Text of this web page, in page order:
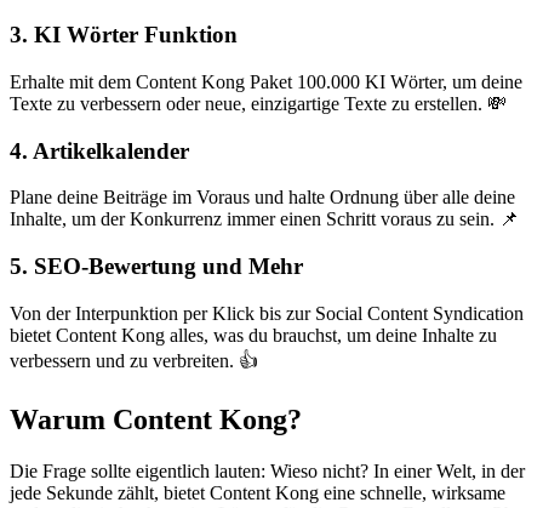
3. KI Wörter Funktion
Erhalte mit dem Content Kong Paket 100.000 KI Wörter, um deine
Texte zu verbessern oder neue, einzigartige Texte zu erstellen. 💸
4. Artikelkalender
Plane deine Beiträge im Voraus und halte Ordnung über alle deine
Inhalte, um der Konkurrenz immer einen Schritt voraus zu sein. 📌
5. SEO-Bewertung und Mehr
Von der Interpunktion per Klick bis zur Social Content Syndication
bietet Content Kong alles, was du brauchst, um deine Inhalte zu
verbessern und zu verbreiten. 👍
Warum Content Kong?
Die Frage sollte eigentlich lauten: Wieso nicht? In einer Welt, in der
jede Sekunde zählt, bietet Content Kong eine schnelle, wirksame